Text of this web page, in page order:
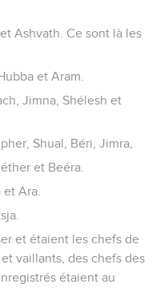
Ashvath. Ce sont là les
et Aram.
Jimna, Shélesh et
Shual, Béri, Jimra,
et Beéra.
Ara.
et étaient les chefs de
vaillants, des chefs des
étaient au